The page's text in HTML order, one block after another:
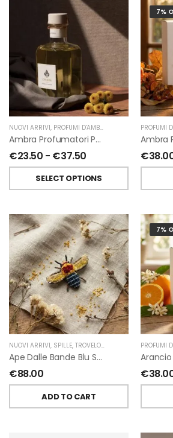
NUOVI ARRIVI, PROFUMI D'AMBIENTE PROFUMATORI A
Ambra Profumatori Per Ambiente A Bastoncini Di Chiara Firenze
€23.50 - €37.50
SELECT OPTIONS
7%
PROFUMI
€
NUOVI ARRIVI, SPILLE, TROVELORE
Ape Dalle Bande Blu Spilla Decorata A Mano Di Trovelore
€88.00
ADD TO CART
7%
PROFUMI
€